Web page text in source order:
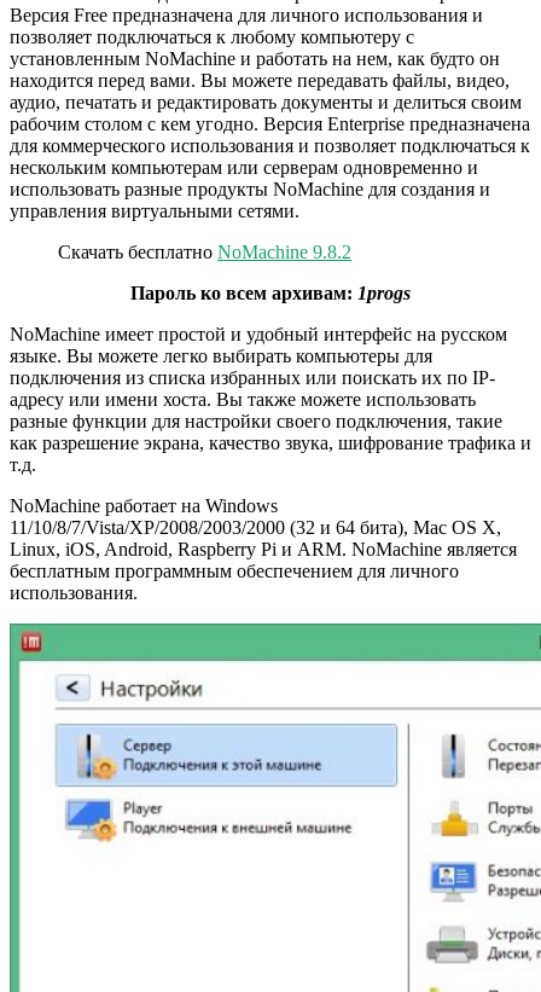
Версия Free предназначена для личного использования и
позволяет подключаться к любому компьютеру с
установленным NoMachine и работать на нем, как будто он
находится перед вами. Вы можете передавать файлы, видео,
аудио, печатать и редактировать документы и делиться своим
рабочим столом с кем угодно. Версия Enterprise предназначена
для коммерческого использования и позволяет подключаться к
нескольким компьютерам или серверам одновременно и
использовать разные продукты NoMachine для создания и
управления виртуальными сетями.
Скачать бесплатно NoMachine 9.8.2
Пароль ко всем архивам: 1progs
NoMachine имеет простой и удобный интерфейс на русском
языке. Вы можете легко выбирать компьютеры для
подключения из списка избранных или поискать их по IP-
адресу или имени хоста. Вы также можете использовать
разные функции для настройки своего подключения, такие
как разрешение экрана, качество звука, шифрование трафика и
т.д.
NoMachine работает на Windows
11/10/8/7/Vista/XP/2008/2003/2000 (32 и 64 бита), Mac OS X,
Linux, iOS, Android, Raspberry Pi и ARM. NoMachine является
бесплатным программным обеспечением для личного
использования.